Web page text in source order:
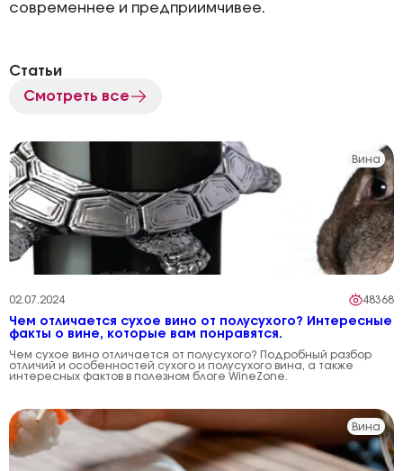
современнее и предприимчивее.
Статьи
Смотреть все
Вина
02.07.2024 48368
Чем отличается сухое вино от полусухого? Интересные
факты о вине, которые вам понравятся.
Чем сухое вино отличается от полусухого? Подробный разбор
отличий и особенностей сухого и полусухого вина, а также
интересных фактов в полезном блоге WineZone.
Вина